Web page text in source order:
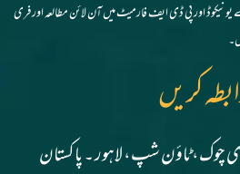
اور پی ڈی ایف فارمیٹ میں آن لائن مطالعہ اور فری
کریں
چوک، ٹاؤن شپ، لاہور ۔ پاکستان